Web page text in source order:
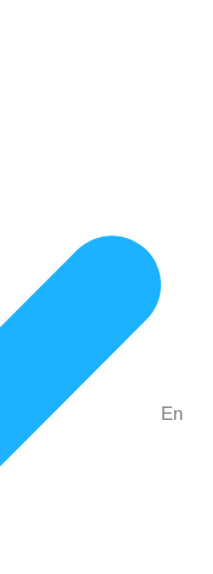
En